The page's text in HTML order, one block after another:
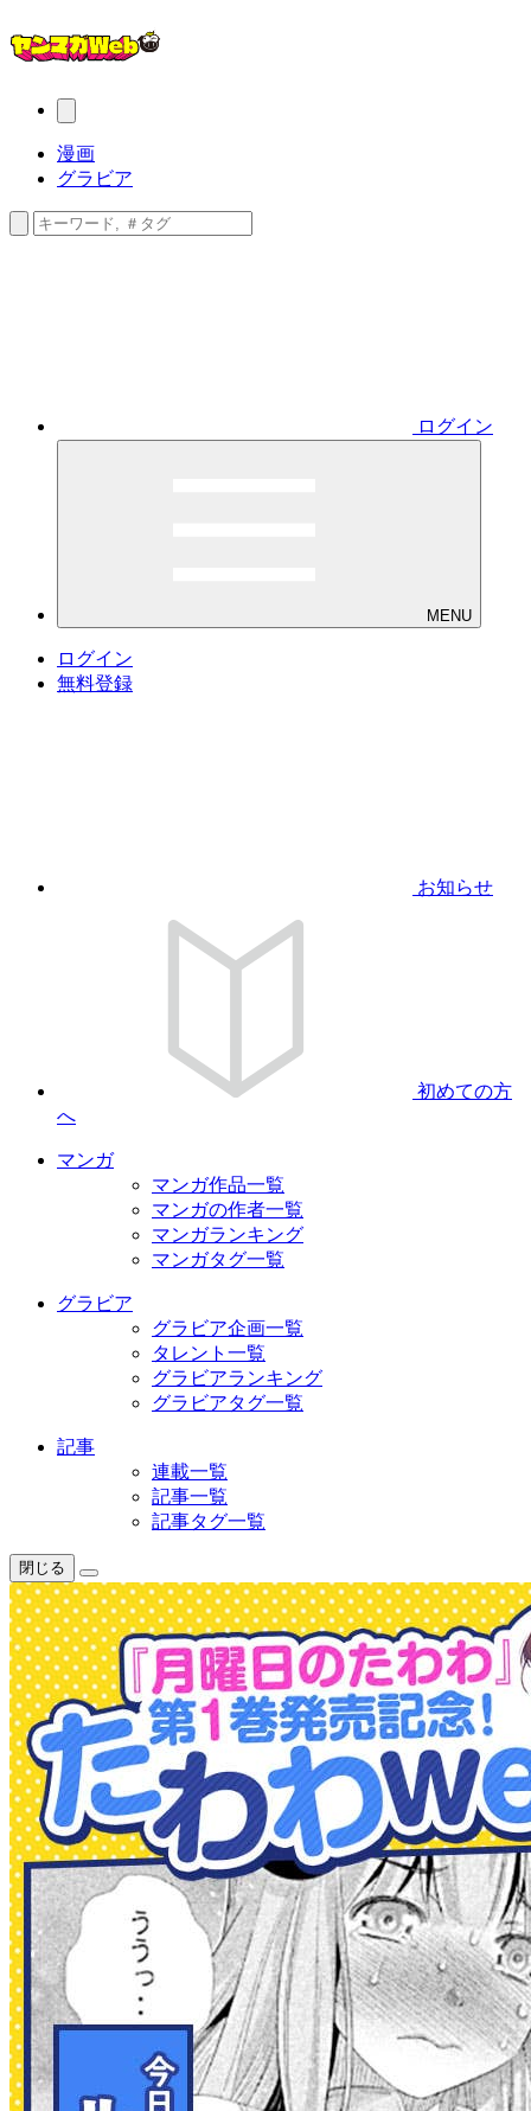
漫画
グラビア
ログイン
MENU
ログイン
無料登録
お知らせ
初めての方
へ
マンガ
マンガ作品一覧
マンガの作者一覧
マンガランキング
マンガタグ一覧
グラビア
グラビア企画一覧
タレント一覧
グラビアランキング
グラビアタグ一覧
記事
連載一覧
記事一覧
記事タグ一覧
閉じる